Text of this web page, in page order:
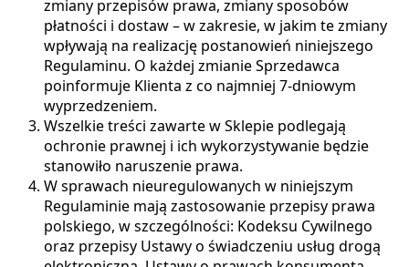
zmiany przepisów prawa, zmiany sposobów
płatności i dostaw – w zakresie, w jakim te zmiany
wpływają na realizację postanowień niniejszego
Regulaminu. O każdej zmianie Sprzedawca
poinformuje Klienta z co najmniej 7-dniowym
wyprzedzeniem.
Wszelkie treści zawarte w Sklepie podlegają
ochronie prawnej i ich wykorzystywanie będzie
stanowiło naruszenie prawa.
W sprawach nieuregulowanych w niniejszym
Regulaminie mają zastosowanie przepisy prawa
polskiego, w szczególności: Kodeksu Cywilnego
oraz przepisy Ustawy o świadczeniu usług drogą